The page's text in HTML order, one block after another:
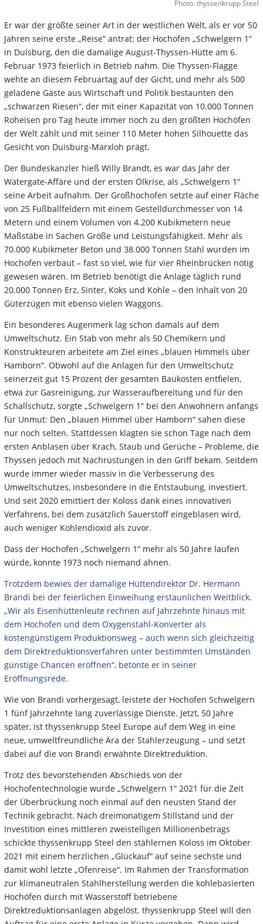
Er war der größte seiner Art in der westlichen Welt, als er vor 50
Jahren seine erste „Reise“ antrat: der Hochofen „Schwelgern 1“
in Duisburg, den die damalige August-Thyssen-Hütte am 6.
Februar 1973 feierlich in Betrieb nahm. Die Thyssen-Flagge
wehte an diesem Februartag auf der Gicht, und mehr als 500
geladene Gäste aus Wirtschaft und Politik bestaunten den
„schwarzen Riesen“, der mit einer Kapazität von 10.000 Tonnen
Roheisen pro Tag heute immer noch zu den größten Hochöfen
der Welt zählt und mit seiner 110 Meter hohen Silhouette das
Gesicht von Duisburg-Marxloh prägt.
Der Bundeskanzler hieß Willy Brandt, es war das Jahr der
Watergate-Affäre und der ersten Ölkrise, als „Schwelgern 1“
seine Arbeit aufnahm. Der Großhochofen setzte auf einer Fläche
von 25 Fußballfeldern mit einem Gestelldurchmesser von 14
Metern und einem Volumen von 4.200 Kubikmetern neue
Maßstäbe in Sachen Größe und Leistungsfähigkeit. Mehr als
70.000 Kubikmeter Beton und 38.000 Tonnen Stahl wurden im
Hochofen verbaut – fast so viel, wie für vier Rheinbrücken nötig
gewesen wären. Im Betrieb benötigt die Anlage täglich rund
20.000 Tonnen Erz, Sinter, Koks und Kohle – den Inhalt von 20
Güterzügen mit ebenso vielen Waggons.
Ein besonderes Augenmerk lag schon damals auf dem
Umweltschutz. Ein Stab von mehr als 50 Chemikern und
Konstrukteuren arbeitete am Ziel eines „blauen Himmels über
Hamborn“. Obwohl auf die Anlagen für den Umweltschutz
seinerzeit gut 15 Prozent der gesamten Baukosten entfielen,
etwa zur Gasreinigung, zur Wasseraufbereitung und für den
Schallschutz, sorgte „Schwelgern 1“ bei den Anwohnern anfangs
für Unmut: Den „blauen Himmel über Hamborn“ sahen diese
nur noch selten. Stattdessen klagten sie schon Tage nach dem
ersten Anblasen über Krach, Staub und Gerüche – Probleme, die
Thyssen jedoch mit Nachrüstungen in den Griff bekam. Seitdem
wurde immer wieder massiv in die Verbesserung des
Umweltschutzes, insbesondere in die Entstaubung, investiert.
Und seit 2020 emittiert der Koloss dank eines innovativen
Verfahrens, bei dem zusätzlich Sauerstoff eingeblasen wird,
auch weniger Kohlendioxid als zuvor.
Dass der Hochofen „Schwelgern 1“ mehr als 50 Jahre laufen
würde, konnte 1973 noch niemand ahnen.
Trotzdem bewies der damalige Hüttendirektor Dr. Hermann
Brandi bei der feierlichen Einweihung erstaunlichen Weitblick.
„Wir als Eisenhüttenleute rechnen auf Jahrzehnte hinaus mit
dem Hochofen und dem Oxygenstahl-Konverter als
kostengünstigem Produktionsweg – auch wenn sich gleichzeitig
dem Direktreduktionsverfahren unter bestimmten Umständen
günstige Chancen eröffnen“, betonte er in seiner
Eröffnungsrede.
Wie von Brandi vorhergesagt, leistete der Hochofen Schwelgern
1 fünf Jahrzehnte lang zuverlässige Dienste. Jetzt, 50 Jahre
später, ist thyssenkrupp Steel Europe auf dem Weg in eine
neue, umweltfreundliche Ära der Stahlerzeugung – und setzt
dabei auf die von Brandi erwähnte Direktreduktion.
Trotz des bevorstehenden Abschieds von der
Hochofentechnologie wurde „Schwelgern 1“ 2021 für die Zeit
der Überbrückung noch einmal auf den neusten Stand der
Technik gebracht. Nach dreimonatigem Stillstand und der
Investition eines mittleren zweistelligen Millionenbetrags
schickte thyssenkrupp Steel den stählernen Koloss im Oktober
2021 mit einem herzlichen „Glückauf“ auf seine sechste und
damit wohl letzte „Ofenreise“. Im Rahmen der Transformation
zur klimaneutralen Stahlherstellung werden die kohlebasierten
Hochöfen durch mit Wasserstoff betriebene
Direktreduktionsanlagen abgelöst. thyssenkrupp Steel will den
Photo: thyssenkrupp Steel